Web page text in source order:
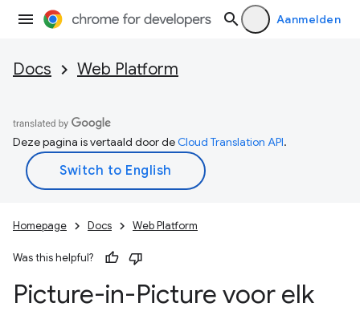
Aanmelden
Docs Web Platform
Deze pagina is vertaald door deCloud Translation API.
Homepage Docs Web Platform
Was this helpful?
Picture-in-Picture voor elk